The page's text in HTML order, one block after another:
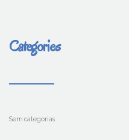
Categories
Sem categorias